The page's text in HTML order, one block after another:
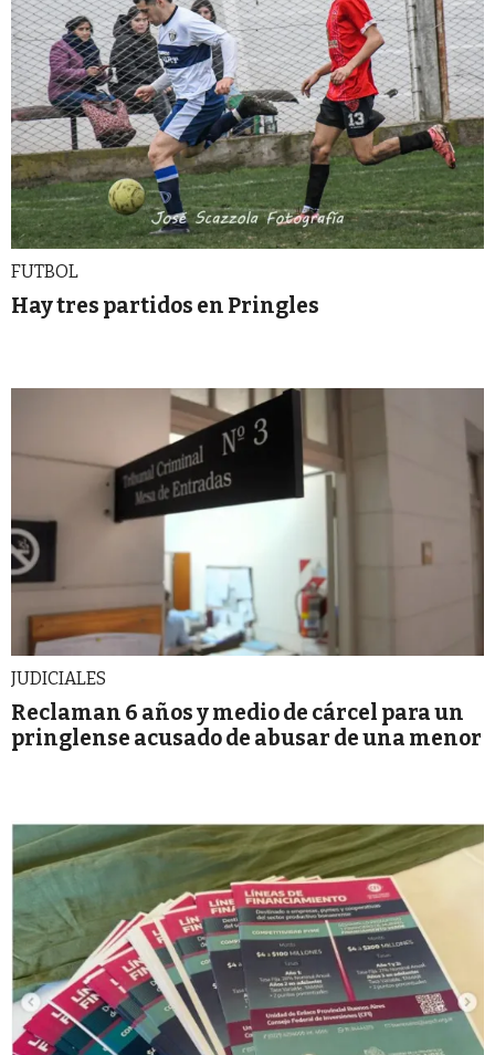
FUTBOL
Hay tres partidos en Pringles
JUDICIALES
Reclaman 6 años y medio de cárcel para un
pringlense acusado de abusar de una menor